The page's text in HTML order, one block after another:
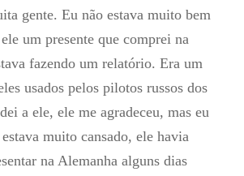
gente. Eu não estava muito bem
um presente que comprei na
fazendo um relatório. Era um
usados ​​pelos pilotos russos dos
a ele, ele me agradeceu, mas eu
muito cansado, ele havia
na Alemanha alguns dias